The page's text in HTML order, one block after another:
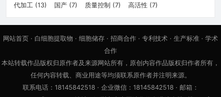
代加工 (13) 国产 (7) 质量控制 (7) 高活性 (7)
网站首页 · 白细胞提取物 · 细胞储存 · 招商合作 · 专利技术 · 生产标准 · 学术
合作
本站转载作品版权归原作者及来源网站所有，原创内容作品版权归作者所有，
任何内容转载、商业用途等均须联系原作者并注明来源。
联系电话：18145842518 · 企业微信：18145842518 · 邮箱：